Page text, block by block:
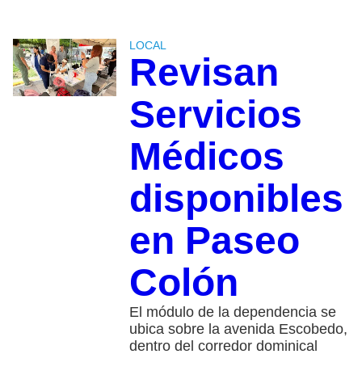
LOCAL
Revisan
Servicios
Médicos
disponibles
en Paseo
Colón
El módulo de la dependencia se
ubica sobre la avenida Escobedo,
dentro del corredor dominical